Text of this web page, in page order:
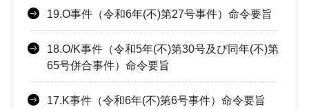
19.O事件（令和6年(不)第27号事件）命令要旨
18.O/K事件（令和5年(不)第30号及び同年(不)第
65号併合事件）命令要旨
17.K事件（令和6年(不)第6号事件）命令要旨